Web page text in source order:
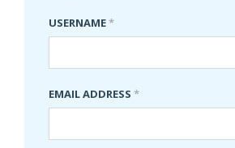
USERNAME*
EMAIL ADDRESS *